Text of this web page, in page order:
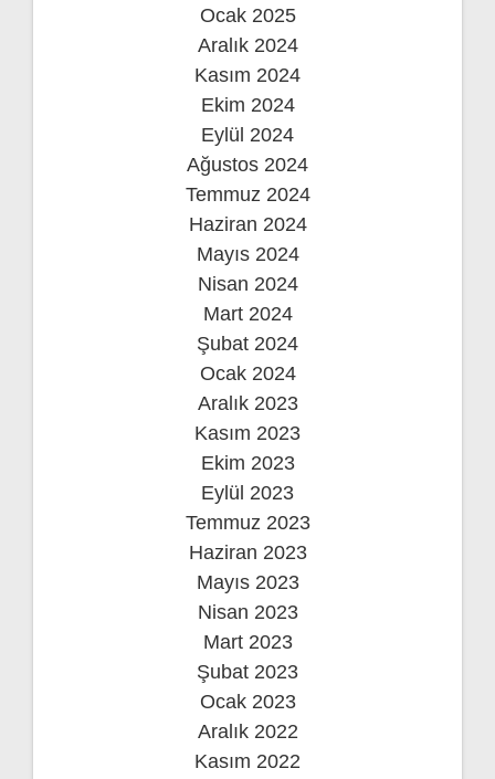
Ocak 2025
Aralık 2024
Kasım 2024
Ekim 2024
Eylül 2024
Ağustos 2024
Temmuz 2024
Haziran 2024
Mayıs 2024
Nisan 2024
Mart 2024
Şubat 2024
Ocak 2024
Aralık 2023
Kasım 2023
Ekim 2023
Eylül 2023
Temmuz 2023
Haziran 2023
Mayıs 2023
Nisan 2023
Mart 2023
Şubat 2023
Ocak 2023
Aralık 2022
Kasım 2022